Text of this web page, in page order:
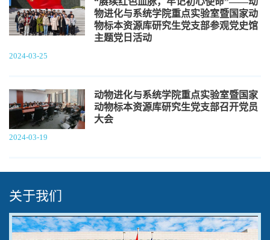
物进化与系统学院重点实验室暨国家动
物标本资源库研究生党支部参观党史馆
主题党日活动
2024-03-25
动物进化与系统学院重点实验室暨国家
动物标本资源库研究生党支部召开党员
大会
2024-03-19
关于我们